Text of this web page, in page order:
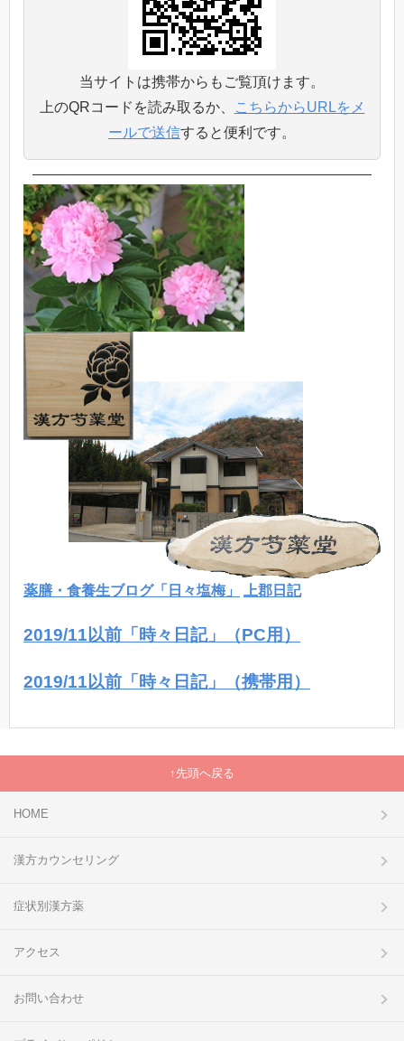
当サイトは携帯からもご覧頂けます。
上のQRコードを読み取るか、
こちらからURLをメ
ールで送信すると便利です。
薬膳・食養生ブログ「日々塩梅」 上郡日記
2019/11以前「時々日記」（PC用）
2019/11以前「時々日記」（携帯用）
先頭へ戻る
HOME
漢方カウンセリング
症状別漢方薬
アクセス
お問い合わせ